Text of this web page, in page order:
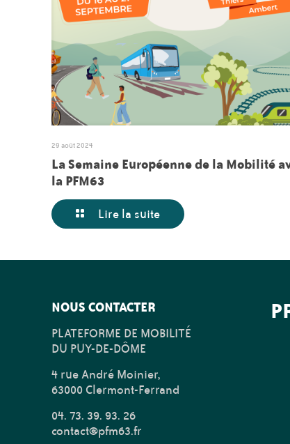
29 août 2024
La Semaine Européenne de la Mobilité
la PFM63
Lire la suite
NOUS CONTACTER
PLATEFORME DE MOBILITÉ
DU PUY-DE-DÔME
4 rue André Moinier,
63000 Clermont-Ferrand
04. 73. 39. 93. 26
contact@pfm63.fr